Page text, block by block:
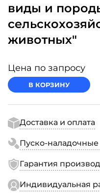
виды и
животных"
Цена по запросу
В КОРЗИНУ
Доставка и оплата
Пуско-
Гарантия
Индивидуальная